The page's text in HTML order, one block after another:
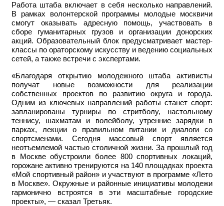
Работа штаба включает в себя несколько направлений.
В рамках волонтерской программы молодые москвичи
смогут оказывать адресную помощь, участвовать в
сборе гуманитарных грузов и организации донорских
акций. Образовательный блок предусматривает мастер-
классы по ораторскому искусству и ведению социальных
сетей, а также встречи с экспертами.
«Благодаря открытию молодежного штаба активисты
получат новые возможности для реализации
собственных проектов по развитию округа и города.
Одним из ключевых направлений работы станет спорт:
запланированы турниры по стритболу, настольному
теннису, шахматам и волейболу, утренние зарядки в
парках, лекции о правильном питании и диалоги со
спортсменами. Сегодня массовый спорт является
неотъемлемой частью столичной жизни. За прошлый год
в Москве обустроили более 800 спортивных локаций,
горожане активно тренируются на 140 площадках проекта
«Мой спортивный район» и участвуют в программе «Лето
в Москве». Окружные и районные инициативы молодежи
гармонично встроятся в эти масштабные городские
проекты», — сказал Третьяк.